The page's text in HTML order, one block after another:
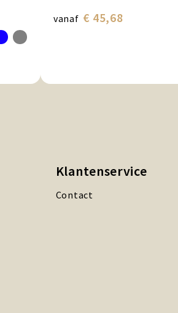
vanaf € 45,68
Klantenservice
Contact